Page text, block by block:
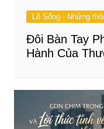
Lẽ Sống - Những
Đôi Bàn Tay
Hành Của